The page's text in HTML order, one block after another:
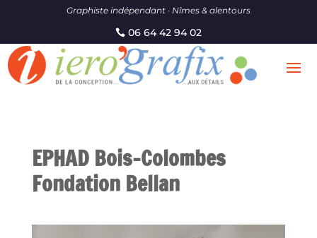
Graphiste indépendant · Nîmes & alentours
06 64 42 94 02
EPHAD Bois-Colombes
Fondation Bellan